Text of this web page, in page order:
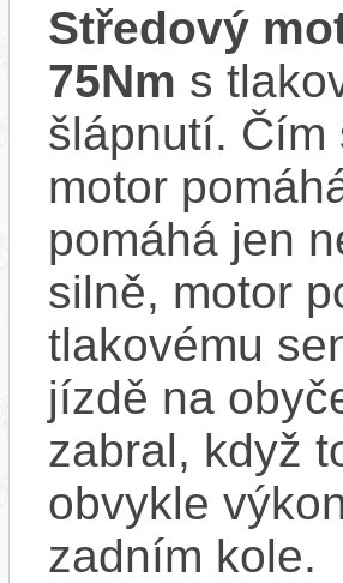
Středový
75Nm s
šlápnutí. Čím
motor
pomáhá jen
silně, motor
tlakovému
jízdě na
zabral, když
obvykle
zadním kole.